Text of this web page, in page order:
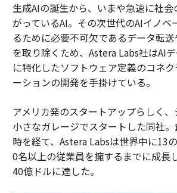
生成AIの誕生から、いまや急速に社
がっているAI。その次世代のAIイノベ
るために必要不可欠であるデータ転
を取り除くため、Astera Labs社はAI
に特化したソフトウェア定義のコネ
ーションの開発を手掛けている。
アメリカ発のスタートアップらしく
小さなガレージでスタートした同社
時を経て、Astera Labsは世界中に13
0名以上の従業員を擁するまでに成長
40億ドルに達した。